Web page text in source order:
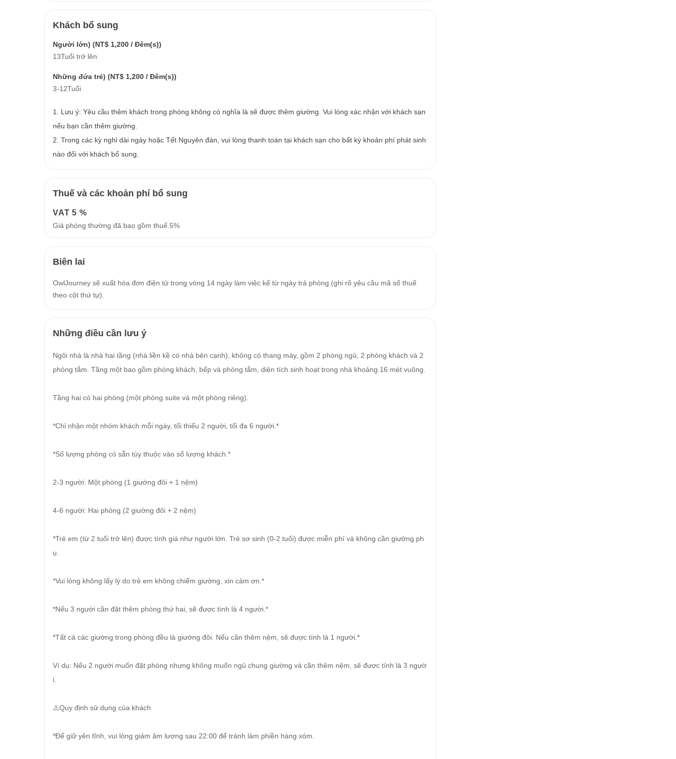
Khách bổ sung
Người lớn) (NT$ 1,200 / Đêm(s))
13Tuổi trở lên
Những đứa trẻ) (NT$ 1,200 / Đêm(s))
3-12Tuổi
1. Lưu ý: Yêu cầu thêm khách trong phòng không có nghĩa là sẽ được thêm giường. Vui lòng xác nhận với khách sạn
nếu bạn cần thêm giường.
2. Trong các kỳ nghỉ dài ngày hoặc Tết Nguyên đán, vui lòng thanh toán tại khách sạn cho bất kỳ khoản phí phát sinh
nào đối với khách bổ sung.
Thuế và các khoản phí bổ sung
VAT5 %
Giá phòng thường đã bao gồm thuế.5%
Biên lai
OwlJourney sẽ xuất hóa đơn điện tử trong vòng 14 ngày làm việc kể từ ngày trả phòng (ghi rõ yêu cầu mã số thuế
theo cột thứ tự).
Những điều cần lưu ý
Ngôi nhà là nhà hai tầng (nhà liền kề có nhà bên cạnh), không có thang máy, gồm 2 phòng ngủ, 2 phòng khách và 2
phòng tắm. Tầng một bao gồm phòng khách, bếp và phòng tắm, diện tích sinh hoạt trong nhà khoảng 16 mét vuông.
Tầng hai có hai phòng (một phòng suite và một phòng riêng).
*Chỉ nhận một nhóm khách mỗi ngày, tối thiểu 2 người, tối đa 6 người.*
*Số lượng phòng có sẵn tùy thuộc vào số lượng khách.*
2-3 người: Một phòng (1 giường đôi + 1 nệm)
4-6 người: Hai phòng (2 giường đôi + 2 nệm)
*Trẻ em (từ 2 tuổi trở lên) được tính giá như người lớn. Trẻ sơ sinh (0-2 tuổi) được miễn phí và không cần giường ph
ụ.
*Vui lòng không lấy lý do trẻ em không chiếm giường, xin cảm ơn.*
*Nếu 3 người cần đặt thêm phòng thứ hai, sẽ được tính là 4 người.*
*Tất cả các giường trong phòng đều là giường đôi. Nếu cần thêm nệm, sẽ được tính là 1 người.*
Ví dụ: Nếu 2 người muốn đặt phòng nhưng không muốn ngủ chung giường và cần thêm nệm, sẽ được tính là 3 ngườ
i.
⚠️Quy định sử dụng của khách
*Để giữ yên tĩnh, vui lòng giảm âm lượng sau 22:00 để tránh làm phiền hàng xóm.